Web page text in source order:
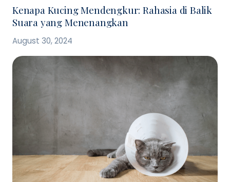
Kenapa Kucing Mendengkur: Rahasia di Balik
Suara yang Menenangkan
August 30, 2024